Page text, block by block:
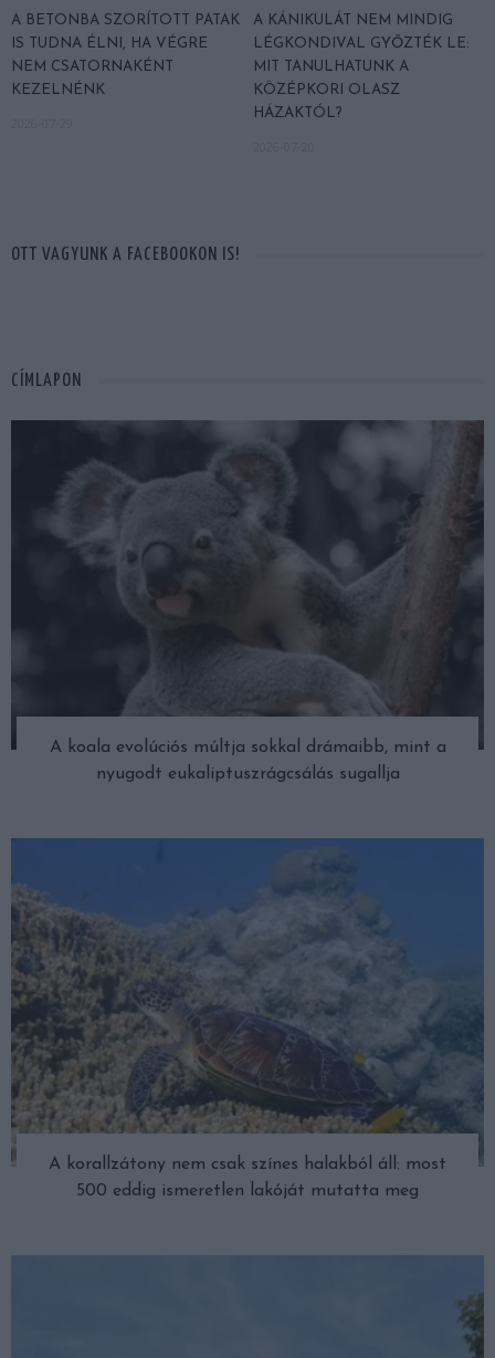
A BETONBA SZORÍTOTT PATAK
IS TUDNA ÉLNI, HA VÉGRE
NEM CSATORNAKÉNT
KEZELNÉNK
A KÁNIKULÁT NEM MINDIG
LÉGKONDIVAL GYŐZTÉK LE:
MIT TANULHATUNK A
KÖZÉPKORI OLASZ
HÁZAKTÓL?
OTT VAGYUNK A FACEBOOKON IS!
CÍMLAPON
A koala evolúciós múltja sokkal drámaibb, mint a
nyugodt eukaliptuszrágcsálás sugallja
A korallzátony nem csak színes halakból áll: most
500 eddig ismeretlen lakóját mutatta meg